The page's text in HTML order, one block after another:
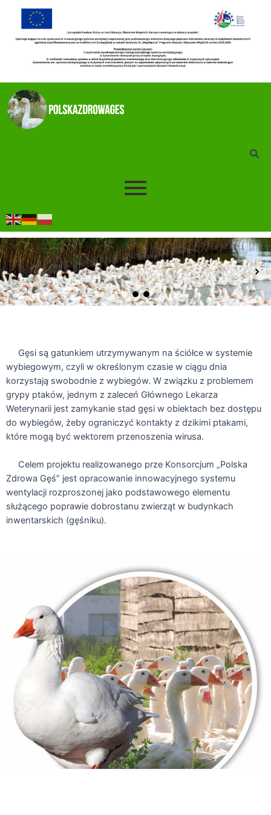
Gęsi są gatunkiem utrzymywanym na ściółce w systemie
wybiegowym, czyli w określonym czasie w ciągu dnia
korzystają swobodnie z wybiegów. W związku z problemem
grypy ptaków, jednym z zaleceń Głównego Lekarza
Weterynarii jest zamykanie stad gęsi w obiektach bez dostępu
do wybiegów, żeby ograniczyć kontakty z dzikimi ptakami,
które mogą być wektorem przenoszenia wirusa.
Celem projektu realizowanego prze Konsorcjum „Polska
Zdrowa Gęś” jest opracowanie innowacyjnego systemu
wentylacji rozproszonej jako podstawowego elementu
służącego poprawie dobrostanu zwierząt w budynkach
inwentarskich (gęśniku).